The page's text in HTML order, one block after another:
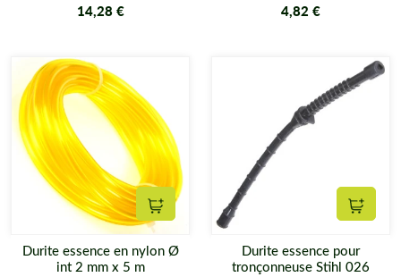
14,28 € 4,82 €
Ajouter au panier
Durite essence en nylon Ø
int 2 mm x 5 m
Durite essence pour
tronçonneuse Stihl 026